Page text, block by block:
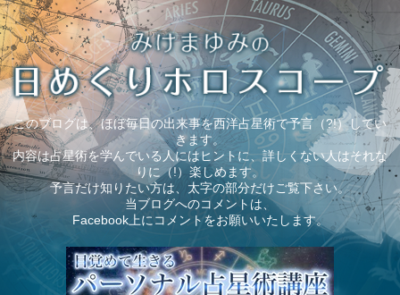
このブログは、ほぼ毎日の出来事を西洋占星術で予言（?!）してい
きます。
内容は占星術を学んでいる人にはヒントに、詳しくない人はそれな
りに（!）楽しめます。
予言だけ知りたい方は、太字の部分だけご覧下さい。
当ブログへのコメントは、
Facebook上にコメントをお願いいたします。